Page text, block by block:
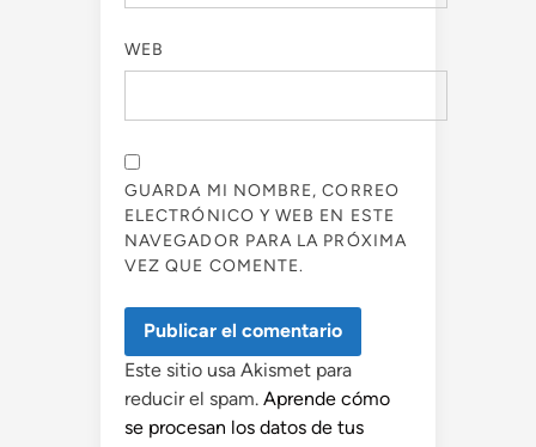
WEB
GUARDA MI NOMBRE, CORREO
ELECTRÓNICO Y WEB EN ESTE
NAVEGADOR PARA LA PRÓXIMA
VEZ QUE COMENTE.
Este sitio usa Akismet para
reducir el spam. Aprende cómo
se procesan los datos de tus